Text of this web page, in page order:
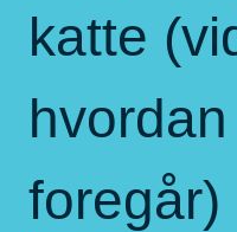
katte
foregår)